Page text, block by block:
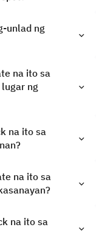
unlad ng
na ito sa
ng
na ito sa
na ito sa
na ito sa